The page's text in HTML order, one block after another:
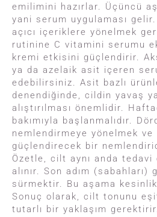
emilimini hazırlar. Üçüncü
yani serum uygulaması
açıcı içeriklere yönelmek
rutinine C vitamini serumu
kremi etkisini güçlendirir.
ya da azelaik asit içeren
edebilirsiniz. Asit bazlı
denendiğinde, cildin yavaş
alıştırılması önemlidir.
bakımıyla başlanmalıdır.
nemlendirmeye yönelmek
güçlendirecek bir
Özetle, cilt aynı anda tedavi
alınır. Son adım (sabahları)
sürmektir. Bu aşama
Sonuç olarak, cilt tonunu
tutarlı bir yaklaşım